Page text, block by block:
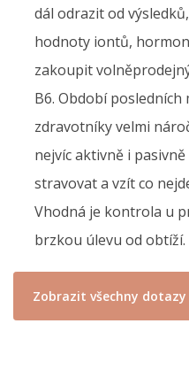
dál odrazit od
hodnoty iontů,
zakoupit
B6. Období
zdravotníky velmi
nejvíc aktivně i
stravovat a vzít co
Vhodná je kontrola u
brzkou úlevu od obtíží.
Zobrazit všechny dotazy